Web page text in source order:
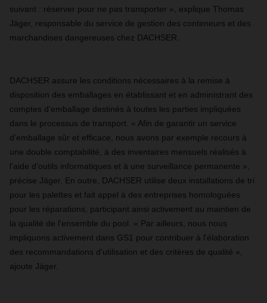
suivant : réserver pour ne pas transporter », explique Thomas
Jäger, responsable du service de gestion des conteneurs et des
marchandises dangereuses chez DACHSER.
DACHSER assure les conditions nécessaires à la remise à
disposition des emballages en établissant et en administrant des
comptes d'emballage destinés à toutes les parties impliquées
dans le processus de transport. « Afin de garantir un service
d’emballage sûr et efficace, nous avons par exemple recours à
une double comptabilité, à des inventaires mensuels réalisés à
l'aide d’outils informatiques et à une surveillance permanente »,
précise Jäger. En outre, DACHSER utilise deux installations de tri
pour les palettes et fait appel à des entreprises homologuées
pour les réparations, participant ainsi activement au maintien de
la qualité de l'ensemble du pool. « Par ailleurs, nous nous
impliquons activement dans GS1 pour contribuer à l'élaboration
des recommandations d'utilisation et des critères de qualité »,
ajoute Jäger.